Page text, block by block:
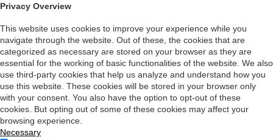
Privacy Overview
This website uses cookies to improve your experience while you
navigate through the website. Out of these, the cookies that are
categorized as necessary are stored on your browser as they are
essential for the working of basic functionalities of the website. We also
use third-party cookies that help us analyze and understand how you
use this website. These cookies will be stored in your browser only
with your consent. You also have the option to opt-out of these
cookies. But opting out of some of these cookies may affect your
browsing experience.
Necessary